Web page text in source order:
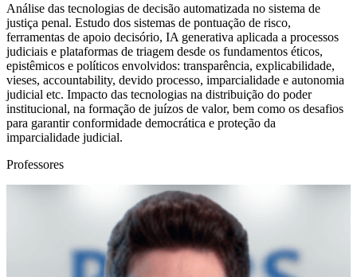
Análise das tecnologias de decisão automatizada no sistema de
justiça penal. Estudo dos sistemas de pontuação de risco,
ferramentas de apoio decisório, IA generativa aplicada a processos
judiciais e plataformas de triagem desde os fundamentos éticos,
epistêmicos e políticos envolvidos: transparência, explicabilidade,
vieses, accountability, devido processo, imparcialidade e autonomia
judicial etc. Impacto das tecnologias na distribuição do poder
institucional, na formação de juízos de valor, bem como os desafios
para garantir conformidade democrática e proteção da
imparcialidade judicial.
Professores